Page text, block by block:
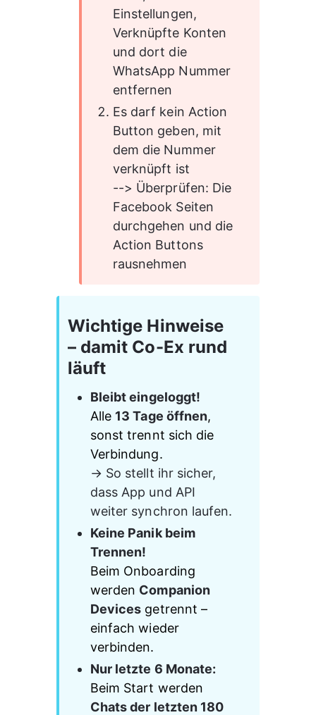
Einstellungen,
Verknüpfte Konten
und dort die
WhatsApp Nummer
entfernen
Es darf kein Action
Button geben, mit
dem die Nummer
verknüpft ist
--> Überprüfen: Die
Facebook Seiten
durchgehen und die
Action Buttons
rausnehmen
Wichtige Hinweise
– damit Co-Ex rund
läuft
Bleibt eingeloggt!
Alle 13 Tage öffnen,
sonst trennt sich die
Verbindung.
→ So stellt ihr sicher,
dass App und API
weiter synchron laufen.
Keine Panik beim
Trennen!
Beim Onboarding
werden Companion
Devices getrennt –
einfach wieder
verbinden.
Nur letzte 6 Monate:
Beim Start werden
Chats der letzten 180